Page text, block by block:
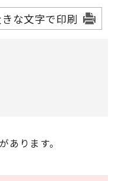
な文字で印刷
ります。